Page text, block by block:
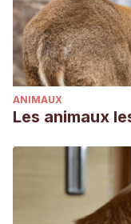
medicine: from
science,7.
ANIMAUX
Les animaux